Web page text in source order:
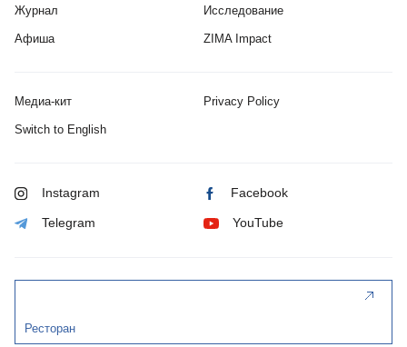
Журнал
Афиша
Исследование
ZIMA Impact
Медиа-кит Privacy Policy
Switch to English
Instagram Facebook
Telegram YouTube
Ресторан